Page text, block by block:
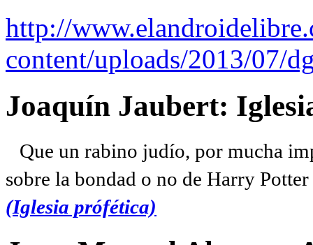
http://
content/uploads/2013/07/
Joaquín Jaubert:
Que un rabino judío, por mucha
sobre la bondad o no de Harry
(Iglesia prófética)